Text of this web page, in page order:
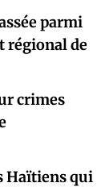
parmi
régional de
crimes
Haïtiens qui